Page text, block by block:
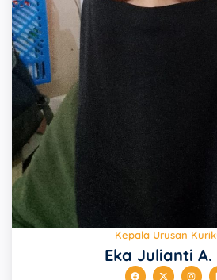
Kepala Urusan
Eka Julianti A.